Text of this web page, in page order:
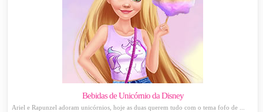
Bebidas de Unicórnio da Disney
Ariel e Rapunzel adoram unicórnios, hoje as duas querem tudo com o tema fofo de ...